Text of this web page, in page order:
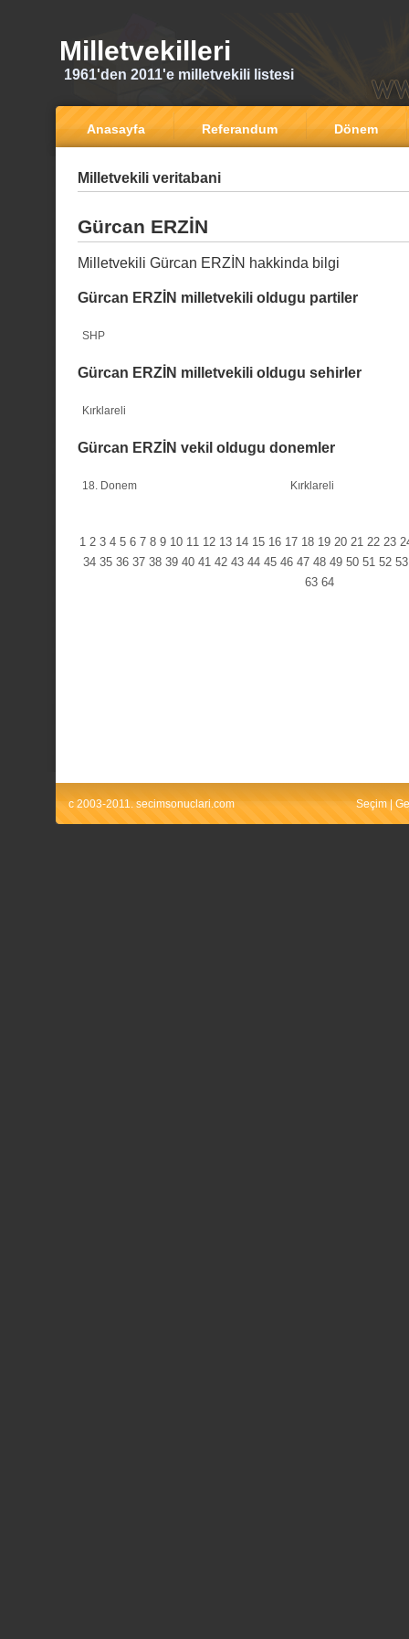
Milletvekilleri
1961'den 2011'e milletvekili listesi
Anasayfa Referandum Dönem
Milletvekili veritabani
Gürcan ERZİN
Milletvekili Gürcan ERZİN hakkinda bilgi
Gürcan ERZİN milletvekili oldugu partiler
SHP
Gürcan ERZİN milletvekili oldugu sehirler
Kırklareli
Gürcan ERZİN vekil oldugu donemler
18. Donem Kırklareli
1 2 3 4 5 6 7 8 9 10 11 12 13 14 15 16 17 18 19 20 21 22 23
34 35 36 37 38 39 40 41 42 43 44 45 46 47 48 49 50 51 52 53
63 64
c 2003-2011. secimsonuclari.com Seçim